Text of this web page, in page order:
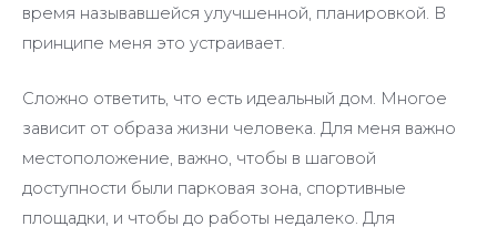
время называвшейся улучшенной, планировкой. В
принципе меня это устраивает.
Сложно ответить, что есть идеальный дом. Многое
зависит от образа жизни человека. Для меня важно
местоположение, важно, чтобы в шаговой
доступности были парковая зона, спортивные
площадки, и чтобы до работы недалеко. Для